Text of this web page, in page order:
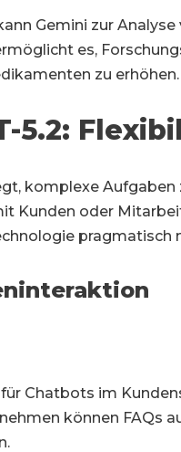
Gemini zur
es,
zu erhöhen.
5.2:
komplexe
Kunden oder
pragmatisch
für Chatbots im
können